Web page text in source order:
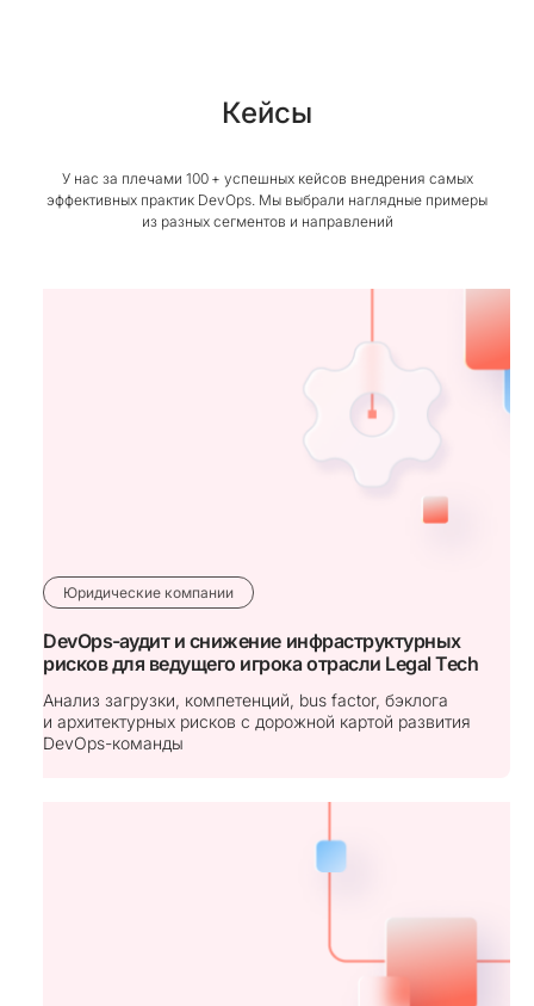
Кейсы
У нас за плечами 100 + успешных кейсов внедрения самых
эффективных практик DevOps. Мы выбрали наглядные примеры
из разных сегментов и направлений
Юридические компании
DevOps⁠-⁠аудит и снижение инфраструктурных
рисков для ведущего игрока отрасли Legal Tech
Анализ загрузки, компетенций, bus factor, бэклога
и архитектурных рисков с дорожной картой развития
DevOps⁠-⁠команды